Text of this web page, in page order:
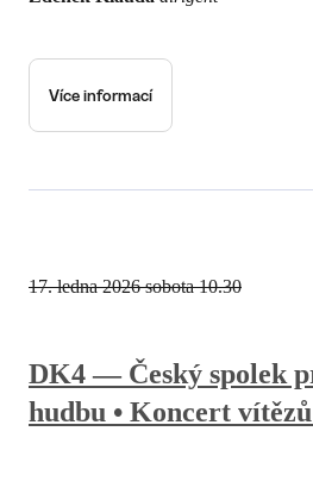
Více informací
DK4 — Český spolek
hudbu • Koncert
17. ledna 2026 sobota 10.30